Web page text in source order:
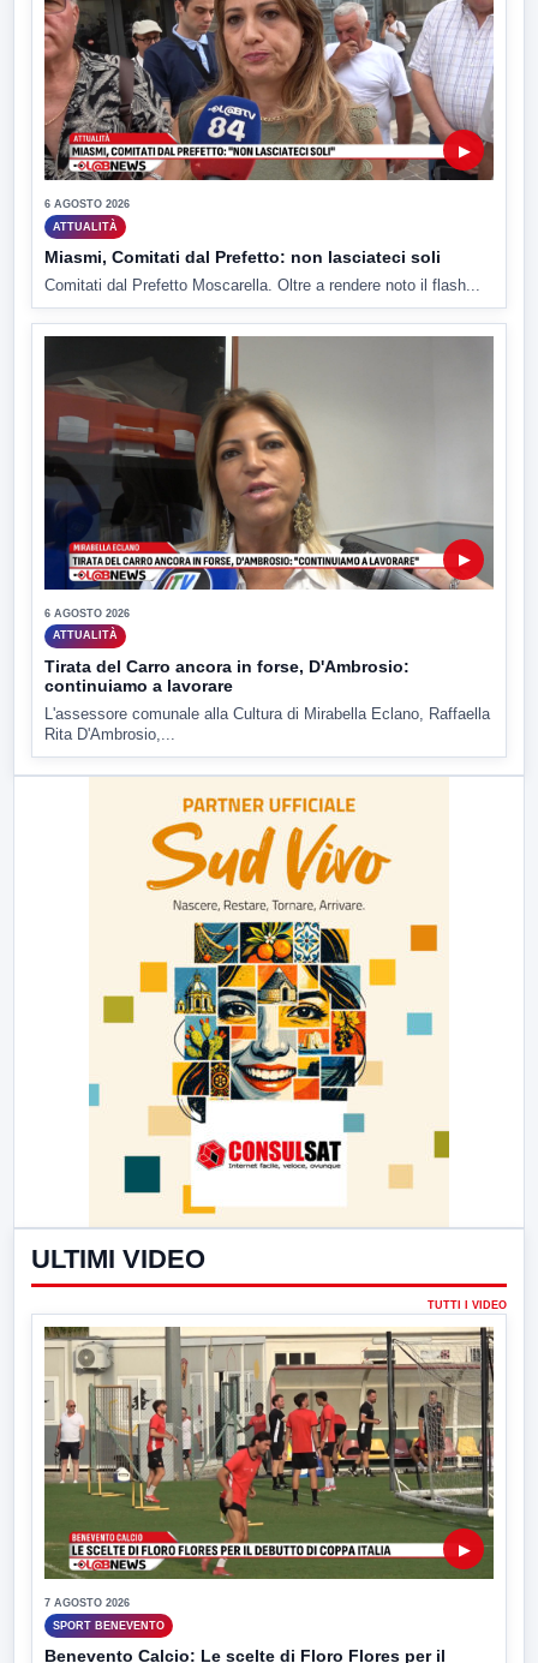
▶
6 AGOSTO 2026
ATTUALITÀ
Miasmi, Comitati dal Prefetto: non lasciateci soli
Comitati dal Prefetto Moscarella. Oltre a rendere noto il flash...
▶
6 AGOSTO 2026
ATTUALITÀ
Tirata del Carro ancora in forse, D'Ambrosio:
continuiamo a lavorare
L'assessore comunale alla Cultura di Mirabella Eclano, Raffaella
Rita D'Ambrosio,...
ULTIMI VIDEO
TUTTI I VIDEO
▶
7 AGOSTO 2026
SPORT BENEVENTO
Benevento Calcio: Le scelte di Floro Flores per il